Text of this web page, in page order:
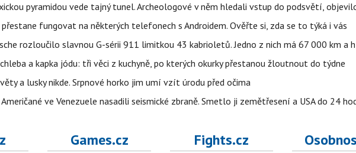
pyramidou vede tajný tunel. Archeologové v něm hledali vstup do podsvětí,
fungovat na některých telefonech s Androidem. Ověřte si, zda se to týká i vás
rozloučilo slavnou G-sérii 911 limitkou 43 kabrioletů. Jedno z nich má 67 000 km a
a kapka jódu: tři věci z kuchyně, po kterých okurky přestanou žloutnout do týdne
a lusky nikde. Srpnové horko jim umí vzít úrodu před očima
ve Venezuele nasadili seismické zbraně. Smetlo ji zemětřesení a USA do 24
Games.cz Fights.cz